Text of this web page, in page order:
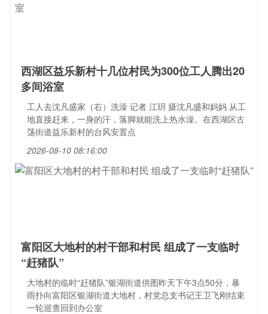
西湖区益乐新村十几位村民为300位工人腾出20
多间浴室
工人去沈凡盛家（右）洗澡 记者 江玥 摄沈凡盛和妈妈 从工
地直接赶来，一身的汗，落脚就能洗上热水澡。在西湖区古
荡街道益乐新村的台风安置点
2026-08-10 08:16:00
富阳区大地村的村干部和村民 组成了一支临时
“赶猪队”
大地村的临时“赶猪队”银湖街道供图昨天下午3点50分，暴
雨扑向富阳区银湖街道大地村，村党总支书记王卫飞刚结束
一轮巡查回到办公室